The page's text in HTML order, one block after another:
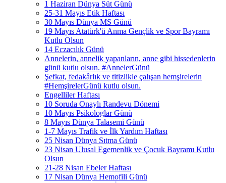
1 Haziran Dünya Süt Günü
25-31 Mayıs Etik Haftası
30 Mayıs Dünya MS Günü
19 Mayıs Atatürk'ü Anma Gençlik ve Spor Bayramı
Kutlu Olsun
14 Eczacılık Günü
Annelerin, annelik yapanların, anne gibi hissedenlerin
günü kutlu olsun. #AnnelerGünü
Şefkat, fedakârlık ve titizlikle çalışan hemşirelerin
#HemşirelerGünü kutlu olsun.
Engelliler Haftası
10 Soruda Onaylı Randevu Dönemi
10 Mayıs Psikologlar Günü
8 Mayıs Dünya Talasemi Günü
1-7 Mayıs Trafik ve İlk Yardım Haftası
25 Nisan Dünya Sıtma Günü
23 Nisan Ulusal Egemenlik ve Çocuk Bayramı Kutlu
Olsun
21-28 Nisan Ebeler Haftası
17 Nisan Dünya Hemofili Günü